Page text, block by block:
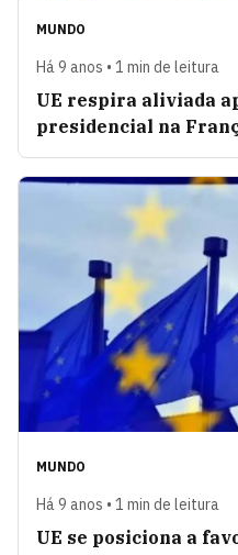
MUNDO
Há 9 anos • 1 min de leitura
UE respira aliviada
presidencial na
MUNDO
Há 9 anos • 1 min de leitura
UE se posiciona a